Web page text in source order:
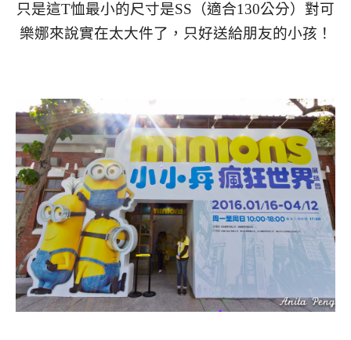
只是這T恤最小的尺寸是SS（適合130公分）對可
樂娜來說實在太大件了，只好送給朋友的小孩！